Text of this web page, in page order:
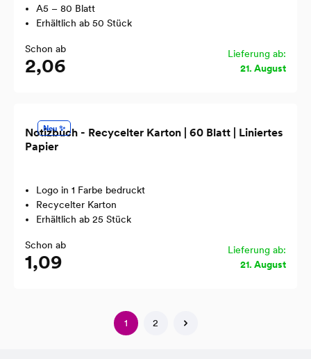
A5 – 80 Blatt
Erhältlich ab 50 Stück
Schon ab
2,06
Lieferung ab:
21. August
Neu ✨
Notizbuch - Recycelter Karton | 60 Blatt | Liniertes
Papier
Logo in 1 Farbe bedruckt
Recycelter Karton
Erhältlich ab 25 Stück
Schon ab
1,09
Lieferung ab:
21. August
1 2